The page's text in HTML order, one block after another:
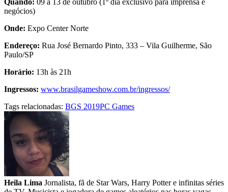
Quando: 09 a 13 de outubro (1º dia exclusivo para imprensa e
negócios)
Onde: Expo Center Norte
Endereço: Rua José Bernardo Pinto, 333 – Vila Guilherme, São
Paulo/SP
Horário: 13h às 21h
Ingressos: www.brasilgameshow.com.br/ingressos/
Tags relacionadas: BGS 2019PC Games
Heila Lima Jornalista, fã de Star Wars, Harry Potter e infinitas séries